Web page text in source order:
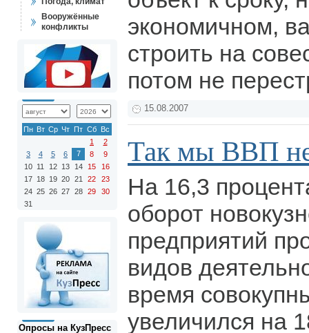
Вооружённые
конфликты
Пн Вт Ср Чт Пт Сб Вс
1
2
3
4 5 6 7 8
9
10 11 12 13 14 15
16
17 18 19 20 21 22
23
24 25 26 27 28 29
30
31
Опросы на КузПресс
экономичном,
строить на
потом не
15.08.2007
Так мы ВВП
На 16,3
оборот
предприятий
видов
время
увеличился на